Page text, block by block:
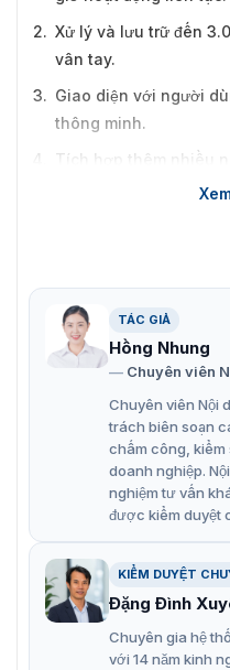
Xử lý và lưu trữ đến
vân tay.
Giao diện với người
thông minh.
Tích hợp thêm nhiều
Thiết kế nhỏ gọn, bền
Tích hợp khả năng
cửa an toàn.
TÁC GIẢ
Hồng Nhung
Chuyên viên
Chuyên viên Nội
trách biên soạn
chấm công, kiểm
doanh nghiệp.
nghiệm tư vấn
được kiểm duyệt
KIỂM DUYỆT
Đặng Đình
Chuyên gia hệ
với 14 năm kinh